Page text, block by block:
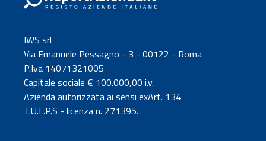
IWS srl
Via Emanuele Pessagno - 3 - 00122 - Roma
P.Iva 14071321005
Capitale sociale € 100.000,00 i.v.
Azienda autorizzata ai sensi exArt. 134
T.U.L.P.S - licenza n. 271395.